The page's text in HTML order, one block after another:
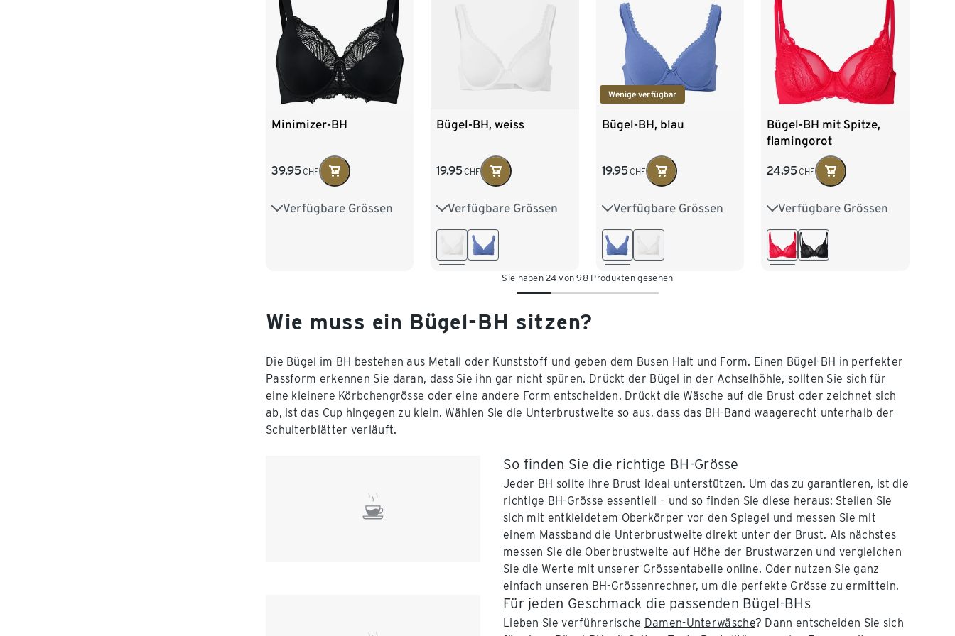
Minimizer-BH
39.95CHF
Verfügbare Grössen
85D 85E 90D
Bügel-BH, weiss
19.95CHF
Verfügbare Grössen
75B 80B 80C
85C
Wenige verfügbar
Bügel-BH, blau
19.95CHF
Verfügbare Grössen
75B 80B 80C
85B
Bügel-BH mit Spitze,
flamingorot
24.95CHF
Verfügbare Grössen
75B 80B 80C
80D 85B
Sie haben 24 von 98 Produkten gesehen
Wie muss ein Bügel-BH sitzen?
Die Bügel im BH bestehen aus Metall oder Kunststoff und geben dem Busen Halt und Form. Einen Bügel-BH in perfekter
Passform erkennen Sie daran, dass Sie ihn gar nicht spüren. Drückt der Bügel in der Achselhöhle, sollten Sie sich für
eine kleinere Körbchengrösse oder eine andere Form entscheiden. Drückt die Wäsche auf die Brust oder zeichnet sich
ab, ist das Cup hingegen zu klein. Wählen Sie die Unterbrustweite so aus, dass das BH-Band waagerecht unterhalb der
Schulterblätter verläuft.
So finden Sie die richtige BH-Grösse
Jeder BH sollte Ihre Brust ideal unterstützen. Um das zu garantieren, ist die
richtige BH-Grösse essentiell – und so finden Sie diese heraus: Stellen Sie
sich mit entkleidetem Oberkörper vor den Spiegel und messen Sie mit
einem Massband die Unterbrustweite direkt unter der Brust. Als nächstes
messen Sie die Oberbrustweite auf Höhe der Brustwarzen und vergleichen
Sie die Werte mit unserer Grössentabelle online. Oder nutzen Sie ganz
einfach unseren BH-Grössenrechner, um die perfekte Grösse zu ermitteln.
Für jeden Geschmack die passenden Bügel-BHs
Lieben Sie verführerische Damen-Unterwäsche? Dann entscheiden Sie sich